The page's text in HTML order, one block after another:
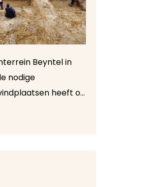
Beyntel in
nodige
archeologische vindplaatsen heeft opgeleverd, weten we al langer in archeologen-land. In de voorbije decennia zijn al verschillende opgravingen uitgevoerd in functie van de aanleg van dit bedrijvenpark. Bewoningssporen uit de metaaltijden, de Romeinse tijd, de vroege en volle middeleeuwen liggen verspreid in het landschap op de grens tussen Turnhout en Oud-Turnhout. Ook resten van grafvelden zijn in dit gebied al gevonden.